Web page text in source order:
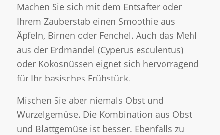
Machen Sie sich mit dem Entsafter oder
Ihrem Zauberstab einen Smoothie aus
Äpfeln, Birnen oder Fenchel. Auch das Mehl
aus der Erdmandel (Cyperus esculentus)
oder Kokosnüssen eignet sich hervorragend
für Ihr basisches Frühstück.
Mischen Sie aber niemals Obst und
Wurzelgemüse. Die Kombination aus Obst
und Blattgemüse ist besser. Ebenfalls zu